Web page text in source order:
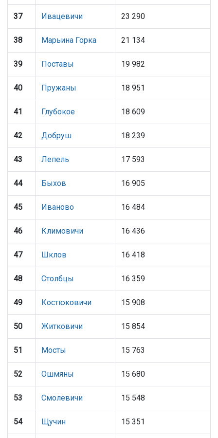
37 Ивацевичи 23 290
38 Марьина Горка 21 134
39 Поставы 19 982
40 Пружаны 18 951
41 Глубокое 18 609
42 Добруш 18 239
43 Лепель 17 593
44 Быхов 16 905
45 Иваново 16 484
46 Климовичи 16 436
47 Шклов 16 418
48 Столбцы 16 359
49 Костюковичи 15 908
50 Житковичи 15 854
51 Мосты 15 763
52 Ошмяны 15 680
53 Смолевичи 15 548
54 Щучин 15 351